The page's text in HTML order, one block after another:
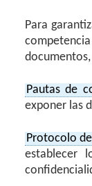
Para
Pautas de
exponer las
Protocolo
establecer